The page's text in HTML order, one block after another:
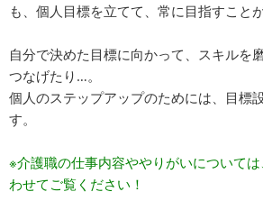
も、個人目標を立てて、常に目指すこと
自分で決めた目標に向かって、スキルを
つなげたり…。
個人のステップアップのためには、目標
す。
※介護職の仕事内容ややりがいについて
わせてご覧ください！